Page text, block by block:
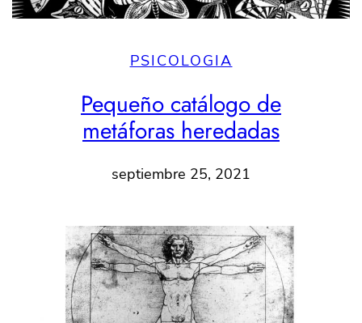
PSICOLOGIA
Pequeño catálogo de
metáforas heredadas
septiembre 25, 2021